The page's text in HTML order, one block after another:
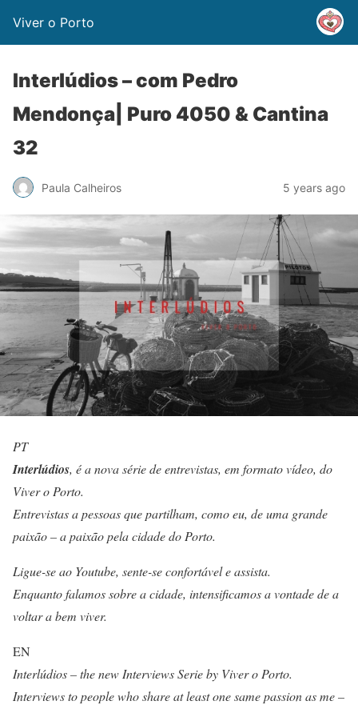
Viver o Porto
Interlúdios – com Pedro
Mendonça| Puro 4050 & Cantina
32
Paula Calheiros 5 years ago
PT
Interlúdios, é a nova série de entrevistas, em formato vídeo, do
Viver o Porto.
Entrevistas a pessoas que partilham, como eu, de uma grande
paixão – a paixão pela cidade do Porto.
Ligue-se ao Youtube, sente-se confortável e assista.
Enquanto falamos sobre a cidade, intensificamos a vontade de a
voltar a bem viver.
EN
Interlúdios – the new Interviews Serie by Viver o Porto.
Interviews to people who share at least one same passion as me –